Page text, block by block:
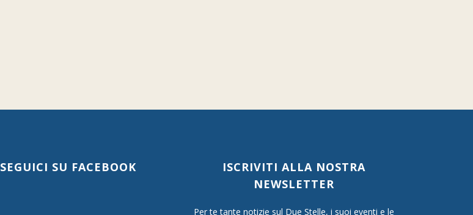
SEGUICI SU FACEBOOK
ISCRIVITI ALLA NOSTRA
NEWSLETTER
Per te tante notizie sul Due Stelle, i suoi eventi e le